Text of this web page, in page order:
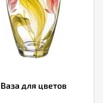
Ваза для цветов